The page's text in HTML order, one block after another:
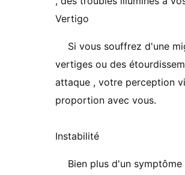
Vertigo
Si vous souffrez d'une
vertiges ou des
attaque , votre perception
proportion avec vous.
Instabilité
Bien plus d'un